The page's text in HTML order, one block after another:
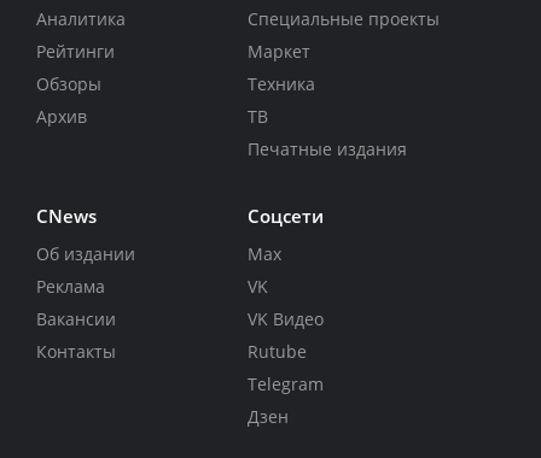
Аналитика
Рейтинги
Обзоры
Архив
Специальные проекты
Маркет
Техника
ТВ
Печатные издания
CNews
Об издании
Реклама
Вакансии
Контакты
Соцсети
Max
VK
VK Видео
Rutube
Telegram
Дзен